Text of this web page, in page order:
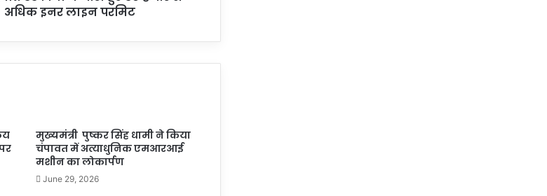
अधिक इनर लाइन परमिट
मुख्यमंत्री पुष्कर सिंह धामी ने किया
चंपावत में अत्याधुनिक एमआरआई
मशीन का लोकार्पण
June 29, 2026